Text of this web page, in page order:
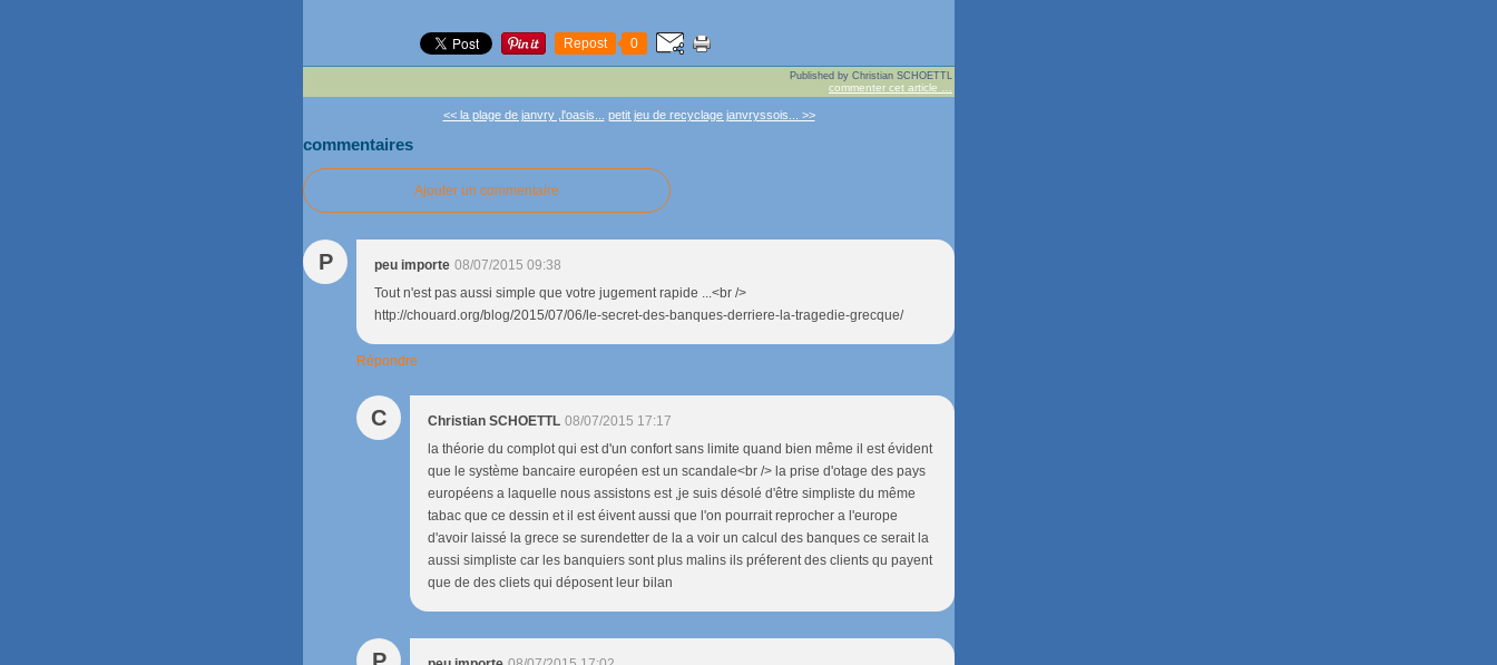
Repost 0
Published by Christian SCHOETTL
commenter cet article
<< la plage de janvry ,l'oasis... petit jeu de recyclage janvryssois... >>
commentaires
Ajouter un commentaire
P peu importe 08/07/2015 09:38
Tout n'est pas aussi simple que votre jugement rapide ...<br />
http://chouard.org/blog/2015/07/06/le-secret-des-banques-derriere-la-tragedie-grecque/
Répondre
C Christian SCHOETTL 08/07/2015 17:17
la théorie du complot qui est d'un confort sans limite quand bien même il est évident
que le système bancaire européen est un scandale<br /> la prise d'otage des pays
européens a laquelle nous assistons est ,je suis désolé d'être simpliste du même
tabac que ce dessin et il est éivent aussi que l'on pourrait reprocher a l'europe
d'avoir laissé la grece se surendetter de la a voir un calcul des banques ce serait la
aussi simpliste car les banquiers sont plus malins ils préferent des clients qu payent
que de des cliets qui déposent leur bilan